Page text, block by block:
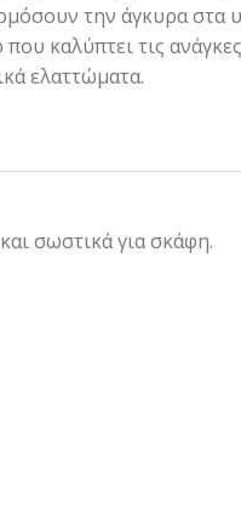
την άγκυρα
που καλύπτει τις
ελαττώματα.
σωστικά για σκάφη.